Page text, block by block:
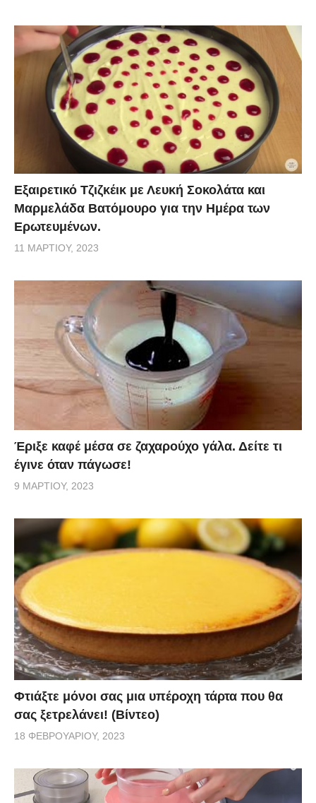
Εξαιρετικό Τζιζκέικ με Λευκή Σοκολάτα και
Μαρμελάδα Βατόμουρο για την Ημέρα των
Ερωτευμένων.
11 ΜΑΡΤΊΟΥ, 2023
Έριξε καφέ μέσα σε ζαχαρούχο γάλα. Δείτε τι
έγινε όταν πάγωσε!
9 ΜΑΡΤΊΟΥ, 2023
Φτιάξτε μόνοι σας μια υπέροχη τάρτα που θα
σας ξετρελάνει! (Βίντεο)
18 ΦΕΒΡΟΥΑΡΊΟΥ, 2023